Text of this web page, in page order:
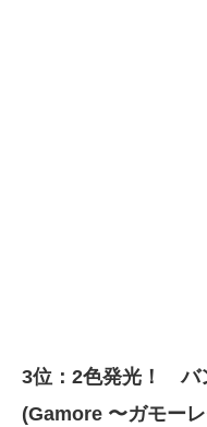
IT製品の技術・比較・事
3位：2色発光！ バ
(Gamore 〜ガモー